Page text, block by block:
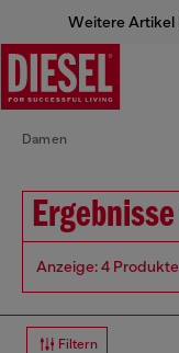
Weitere Artikel
Damen
Anzeige: 4 Produkte
Filtern